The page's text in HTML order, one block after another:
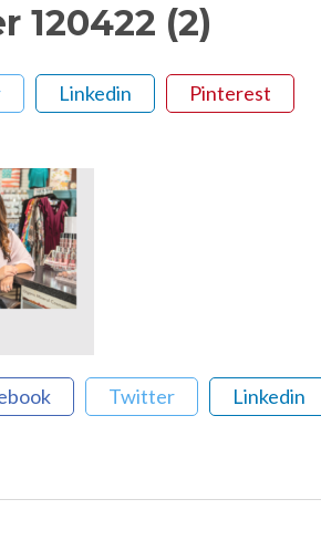
120422 (2)
Linkedin Pinterest
Twitter Linkedin